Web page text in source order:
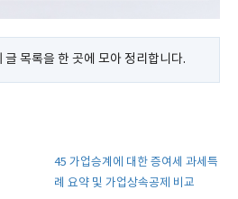
목록을 한 곳에 모아 정리합니다.
45 가업승계에 대한 증여세 과세특
례 요약 및 가업상속공제 비교